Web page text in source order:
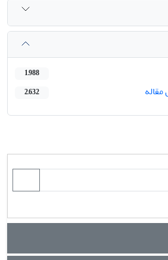
1,988
2,632